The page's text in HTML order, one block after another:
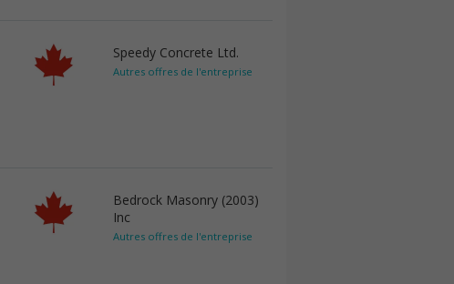
Speedy Concrete Ltd.
Autres offres de l'entreprise
Bedrock Masonry (2003)
Inc
Autres offres de l'entreprise